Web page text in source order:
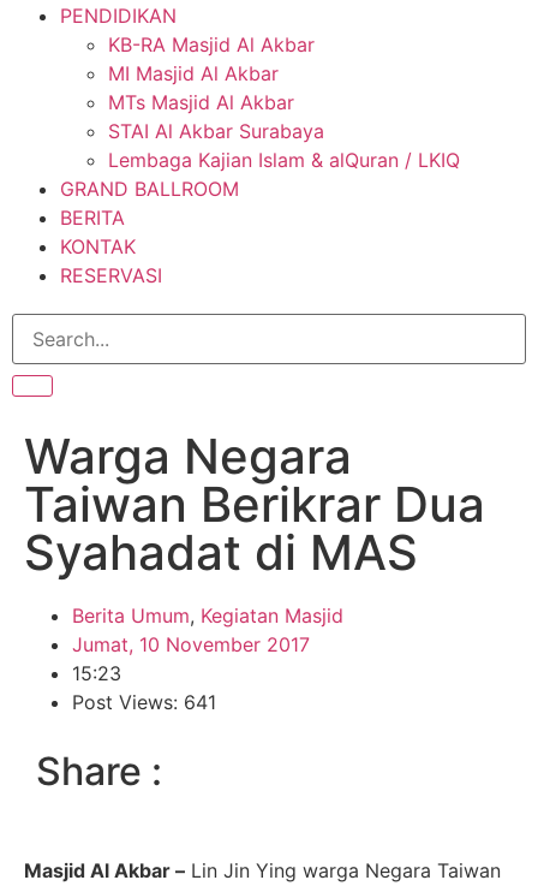
PENDIDIKAN
KB-RA Masjid Al Akbar
MI Masjid Al Akbar
MTs Masjid Al Akbar
STAI Al Akbar Surabaya
Lembaga Kajian Islam & alQuran / LKIQ
GRAND BALLROOM
BERITA
KONTAK
RESERVASI
Warga Negara
Taiwan Berikrar Dua
Syahadat di MAS
Berita Umum, Kegiatan Masjid
Jumat, 10 November 2017
15:23
Post Views: 641
Share :
Masjid Al Akbar – Lin Jin Ying warga Negara Taiwan